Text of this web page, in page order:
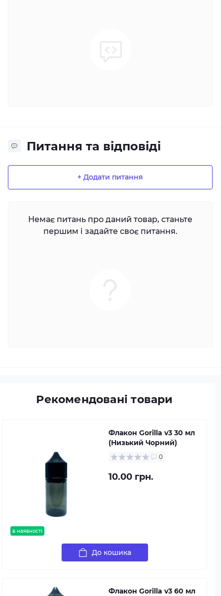
Питання та відповіді
+ Додати питання
Немає питань про даний товар, станьте
першим і задайте своє питання.
Рекомендовані товари
в наявності
Флакон Gorilla v3 30 мл
(Низький Чорний)
0
10.00 грн.
До кошика
Флакон Gorilla v3 60 мл